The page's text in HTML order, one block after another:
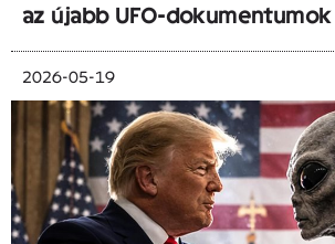
az újabb UFO-dokumentumok
2026-05-19